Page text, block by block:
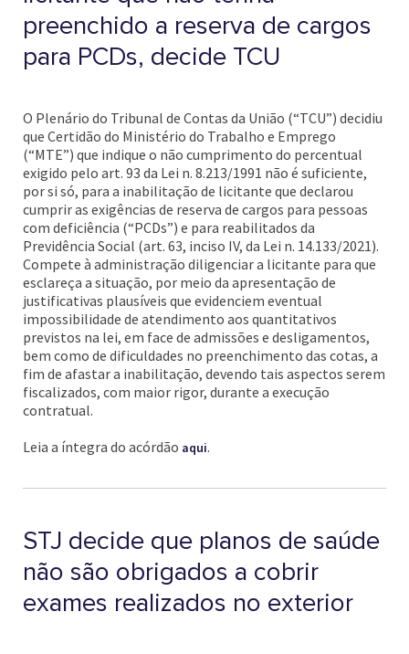
preenchido a reserva de cargos
para PCDs, decide TCU
O Plenário do Tribunal de Contas da União (“TCU”) decidiu
que Certidão do Ministério do Trabalho e Emprego
(“MTE”) que indique o não cumprimento do percentual
exigido pelo art. 93 da Lei n. 8.213/1991 não é suficiente,
por si só, para a inabilitação de licitante que declarou
cumprir as exigências de reserva de cargos para pessoas
com deficiência (“PCDs”) e para reabilitados da
Previdência Social (art. 63, inciso IV, da Lei n. 14.133/2021).
Compete à administração diligenciar a licitante para que
esclareça a situação, por meio da apresentação de
justificativas plausíveis que evidenciem eventual
impossibilidade de atendimento aos quantitativos
previstos na lei, em face de admissões e desligamentos,
bem como de dificuldades no preenchimento das cotas, a
fim de afastar a inabilitação, devendo tais aspectos serem
fiscalizados, com maior rigor, durante a execução
contratual.
Leia a íntegra do acórdão aqui.
STJ decide que planos de saúde
não são obrigados a cobrir
exames realizados no exterior